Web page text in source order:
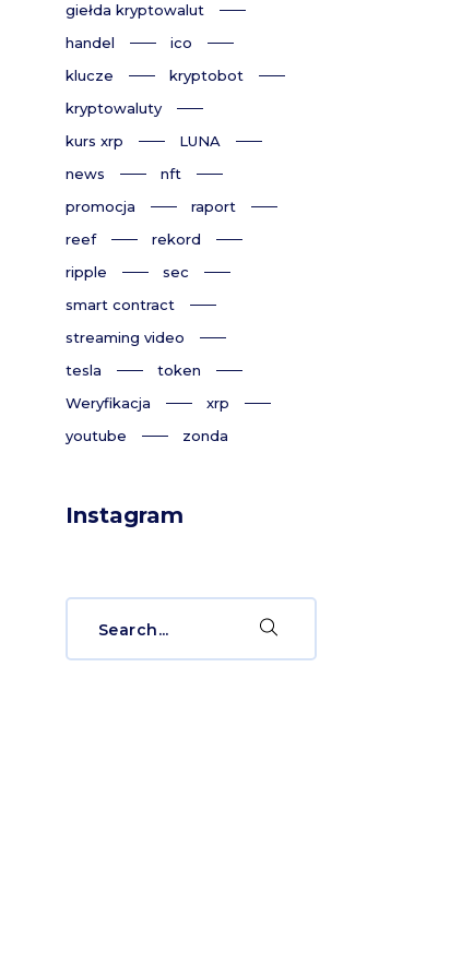
giełda kryptowalut
handel
ico
klucze
kryptobot
kryptowaluty
kurs xrp
LUNA
news
nft
promocja
raport
reef
rekord
ripple
sec
smart contract
streaming video
tesla
token
Weryfikacja
xrp
youtube
zonda
Instagram